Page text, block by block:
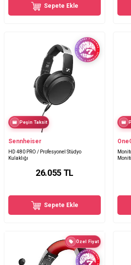
Sepete Ekle
Peşin Taksit
Sennheiser
HD 480 PRO / Profesyonel Stüdyo
Kulaklığı
26.055TL
Sepete Ekle
Özel Fiyat